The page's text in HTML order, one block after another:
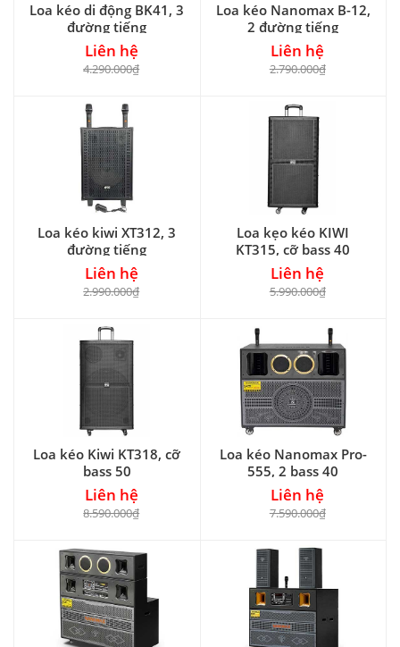
Loa kéo di động BK41, 3
đường tiếng
Liên hệ
4.290.000₫
Loa kéo Nanomax B-12,
2 đường tiếng
Liên hệ
2.790.000₫
Loa kéo kiwi XT312, 3
đường tiếng
Liên hệ
2.990.000₫
Loa kẹo kéo KIWI
KT315, cỡ bass 40
Liên hệ
5.990.000₫
Loa kéo Kiwi KT318, cỡ
bass 50
Liên hệ
8.590.000₫
Loa kéo Nanomax Pro-
555, 2 bass 40
Liên hệ
7.590.000₫